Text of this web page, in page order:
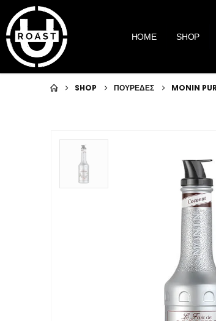
HOME SHOP
SHOP ΠΟΥΡΕΔΕΣ MONIN